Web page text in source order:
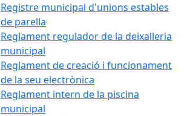
Registre municipal d'unions estables
de parella
Reglament regulador de la deixalleria
municipal
Reglament de creació i funcionament
de la seu electrònica
Reglament intern de la piscina
municipal